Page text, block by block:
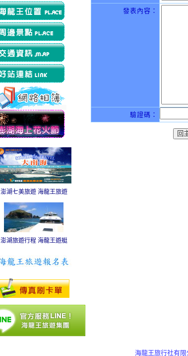
澎湖七美旅遊 海龍王旅遊
澎湖旅遊行程 海龍王遊艇
發表內容：
驗證碼：
海龍王旅行社有